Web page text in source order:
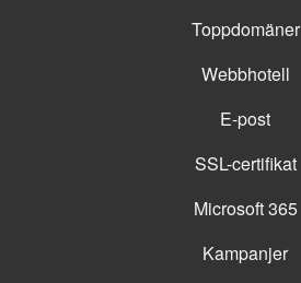
Toppdomäner
Webbhotell
E-post
SSL-certifikat
Microsoft 365
Kampanjer